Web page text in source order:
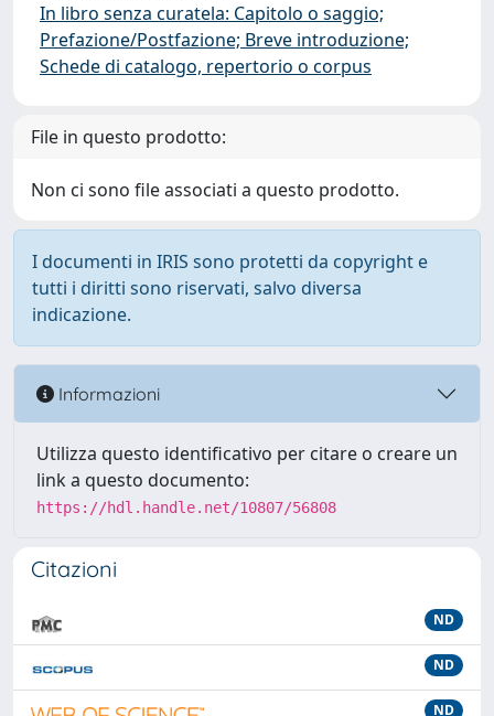
In libro senza curatela: Capitolo o saggio;
Prefazione/Postfazione; Breve introduzione;
Schede di catalogo, repertorio o corpus
File in questo prodotto:
Non ci sono file associati a questo prodotto.
I documenti in IRIS sono protetti da copyright e
tutti i diritti sono riservati, salvo diversa
indicazione.
Informazioni
Utilizza questo identificativo per citare o creare un
link a questo documento:
https://hdl.handle.net/10807/56808
Citazioni
ND
ND
ND